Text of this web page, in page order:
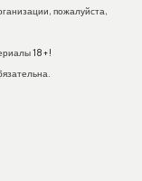
пожалуйста,
18+!